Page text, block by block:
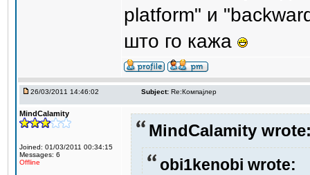
platform" и
што го кажа
26/03/2011 14:46:02 Subject: Re:Компајлер
MindCalamity
Joined: 01/03/2011 00:34:15
Messages: 6
Offline
MindCalamity
obi1kenobi wrote: